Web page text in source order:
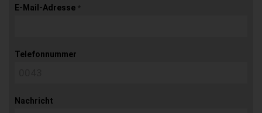
E-Mail-Adresse *
Telefonnummer
Nachricht